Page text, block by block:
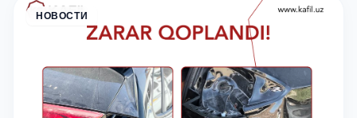
НОВОСТИ